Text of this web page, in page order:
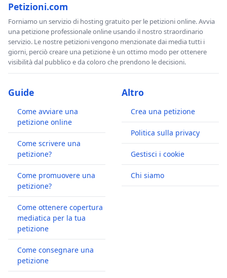
Petizioni.com
Forniamo un servizio di hosting gratuito per le petizioni online. Avvia
una petizione professionale online usando il nostro straordinario
servizio. Le nostre petizioni vengono menzionate dai media tutti i
giorni, perciò creare una petizione è un ottimo modo per ottenere
visibilità dal pubblico e da coloro che prendono le decisioni.
Guide
Come avviare una
petizione online
Come scrivere una
petizione?
Come promuovere una
petizione?
Come ottenere copertura
mediatica per la tua
petizione
Come consegnare una
petizione
Altro
Crea una petizione
Politica sulla privacy
Gestisci i cookie
Chi siamo